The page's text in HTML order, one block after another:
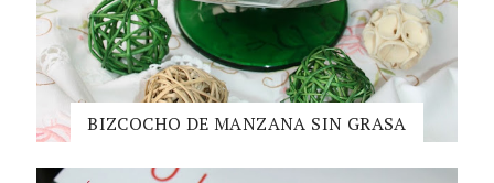
BIZCOCHO DE MANZANA SIN GRASA